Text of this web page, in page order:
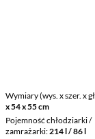
Wymiary (wys. x szer. x
x 54 x 55 cm
Pojemność chłodziarki /
zamrażarki 214 l / 86 l